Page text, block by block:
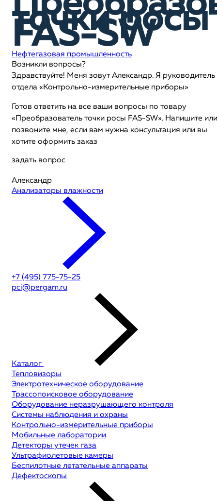
точки росы
FAS-SW
Нефтегазовая промышленность
Возникли вопросы?
Здравствуйте! Меня зовут Александр. Я руководитель
отдела «Контрольно-измерительные приборы»
Готов ответить на все ваши вопросы по товару
«Преобразователь точки росы FAS-SW». Напишите или
позвоните мне, если вам нужна консультация или вы
хотите оформить заказ
задать вопрос
Александр
Анализаторы влажности
+7 (495) 775-75-25
pci@pergam.ru
Каталог
Тепловизоры
Электротехническое оборудование
Трассопоисковое оборудование
Оборудование неразрушающего контроля
Системы наблюдения и охраны
Контрольно-измерительные приборы
Мобильные лаборатории
Детекторы утечек газа
Ультрафиолетовые камеры
Беспилотные летательные аппараты
Дефектоскопы